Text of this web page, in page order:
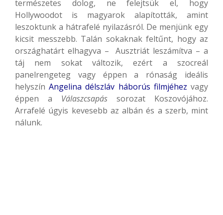
természetes dolog, ne felejtsük el, hogy
Hollywoodot is magyarok alapították, amint
leszoktunk a hátrafelé nyilazásról. De menjünk egy
kicsit messzebb. Talán sokaknak feltűnt, hogy az
országhatárt elhagyva – Ausztriát leszámítva – a
táj nem sokat változik, ezért a szocreál
panelrengeteg vagy éppen a rónaság ideális
helyszínAngelina délszláv háborús filmjéhez vagy
éppen a Válaszcsapás sorozat Koszovójához.
Arrafelé úgyis kevesebb az albán és a szerb, mint
nálunk.